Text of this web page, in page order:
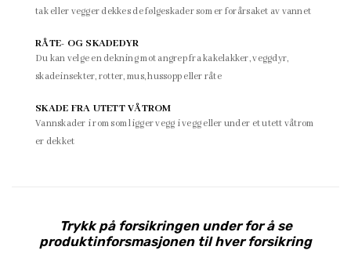
tak eller vegger dekkes de følgeskader som er forårsaket av vannet
RÅTE- OG SKADEDYR
Du kan velge en dekning mot angrep fra kakelakker, veggdyr,
skadeinsekter, rotter, mus, hussopp eller råte
SKADE FRA UTETT VÅTROM
Vannskader i rom som ligger vegg i vegg eller under et utett våtrom
er dekket
Trykk på forsikringen under for å se
produktinforsmasjonen til hver forsikring